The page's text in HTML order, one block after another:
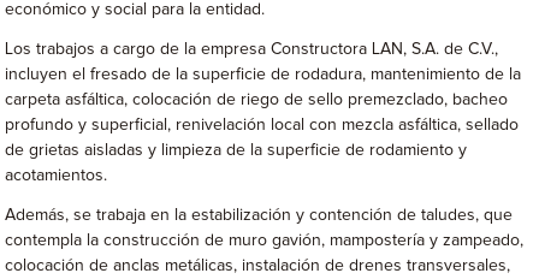
económico y social para la entidad.
Los trabajos a cargo de la empresa Constructora LAN, S.A. de C.V.,
incluyen el fresado de la superficie de rodadura, mantenimiento de la
carpeta asfáltica, colocación de riego de sello premezclado, bacheo
profundo y superficial, renivelación local con mezcla asfáltica, sellado
de grietas aisladas y limpieza de la superficie de rodamiento y
acotamientos.
Además, se trabaja en la estabilización y contención de taludes, que
contempla la construcción de muro gavión, mampostería y zampeado,
colocación de anclas metálicas, instalación de drenes transversales,